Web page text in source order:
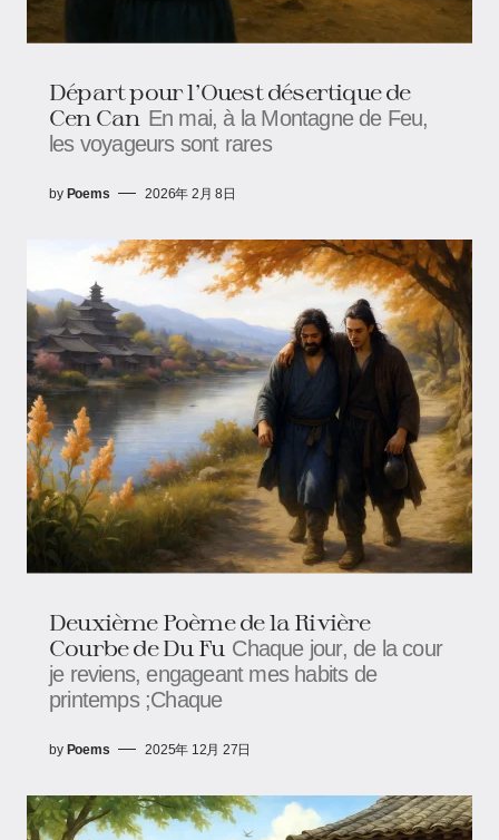
Départ pour l'Ouest désertique de
Cen Can En mai, à la Montagne de Feu,
les voyageurs sont rares
by Poems 2026年 2月 8日
Deuxième Poème de la Rivière
Courbe de Du Fu Chaque jour, de la cour
je reviens, engageant mes habits de
printemps ;Chaque
by Poems 2025年 12月 27日